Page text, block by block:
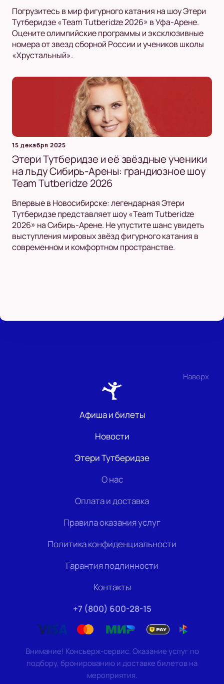
Погрузитесь в мир фигурного катания на шоу Этери
Тутберидзе «Team Tutberidze 2026» в Уфа-Арене.
Оцените олимпийские программы и эксклюзивные
номера от звезд сборной России и учеников школы
«Хрустальный».
15 декабря 2025
Этери Тутберидзе и её звёздные ученики
на льду Сибирь-Арены: грандиозное шоу
Team Tutberidze 2026
Впервые в Новосибирске: легендарная Этери
Тутберидзе представляет шоу «Team Tutberidze
2026» на Сибирь-Арене. Не упустите шанс увидеть
выступления мировых звёзд фигурного катания в
современном и комфортном пространстве.
Наверх
Афиша и билеты
Новости
Этери Тутберидзе
О нас
Оплата и доставка
Правила оказания услуг
Политика конфиденциальности
Гарантия подлинности
Контакты
+7 (800) 600-28-15
Внимание! Консьерж-сервис. Оказание услуг по
подбору, бронированию и доставке билетов на
мероприятия.